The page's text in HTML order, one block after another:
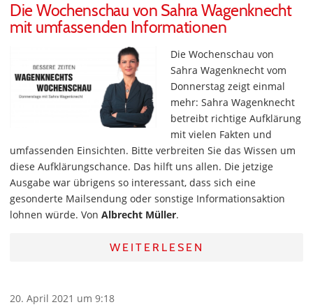
Die Wochenschau von Sahra Wagenknecht
mit umfassenden Informationen
Die Wochenschau von
Sahra Wagenknecht vom
Donnerstag zeigt einmal
mehr: Sahra Wagenknecht
betreibt richtige Aufklärung
mit vielen Fakten und
umfassenden Einsichten. Bitte verbreiten Sie das Wissen um
diese Aufklärungschance. Das hilft uns allen. Die jetzige
Ausgabe war übrigens so interessant, dass sich eine
gesonderte Mailsendung oder sonstige Informationsaktion
lohnen würde. Von Albrecht Müller.
WEITERLESEN
20. April 2021 um 9:18